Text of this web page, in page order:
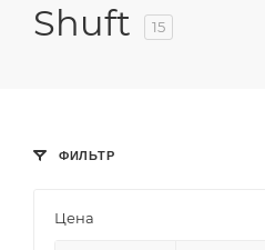
Shuft 15
ФИЛЬТР
Цена